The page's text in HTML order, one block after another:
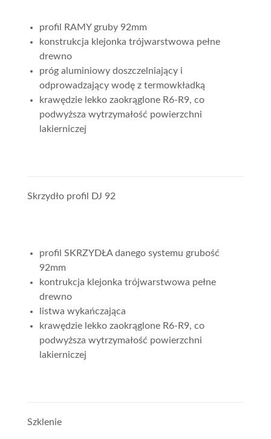
profil RAMY gruby 92mm
konstrukcja klejonka trójwarstwowa pełne
drewno
próg aluminiowy doszczelniający i
odprowadzający wodę z termowkładką
krawędzie lekko zaokrąglone R6-R9, co
podwyższa wytrzymałość powierzchni
lakierniczej
Skrzydło profil DJ 92
profil SKRZYDŁA danego systemu grubość
92mm
kontrukcja klejonka trójwarstwowa pełne
drewno
listwa wykańczająca
krawędzie lekko zaokrąglone R6-R9, co
podwyższa wytrzymałość powierzchni
lakierniczej
Szklenie